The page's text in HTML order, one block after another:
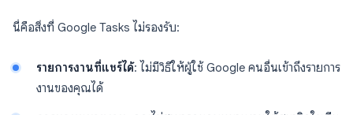
นี่คือสิ่งที่ Google Tasks ไม่รองรับ:
รายการงานที่แชร์ได้: ไม่มีวิธีให้ผู้ใช้ Google คนอื่นเข้าถึงรายการ
งานของคุณได้